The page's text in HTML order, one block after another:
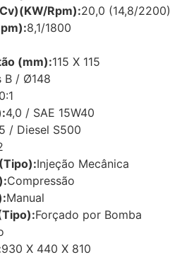
Rpm):20,0 (14,8/2200)
8,1/1800
(mm):115 X 115
B / Ø148
4,0 / SAE 15W40
/ Diesel S500
Injeção Mecânica
Compressão
Manual
Forçado por Bomba
930 X 440 X 810